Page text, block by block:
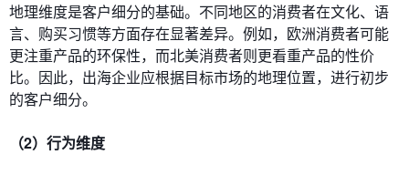
地理维度是客户细分的基础。不同地区的消费者在文化、语
言、购买习惯等方面存在显著差异。例如，欧洲消费者可能
更注重产品的环保性，而北美消费者则更看重产品的性价
比。因此，出海企业应根据目标市场的地理位置，进行初步
的客户细分。
（2）行为维度